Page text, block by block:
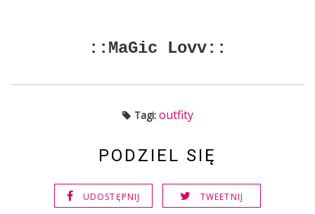
::MaGic Lovv::
Tagi: outfity
PODZIEL SIĘ
UDOSTĘPNIJ TWEETNIJ